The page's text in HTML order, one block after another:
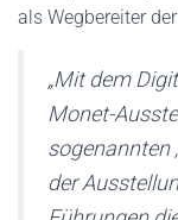
als Wegbereiter
„Mit dem
Monet-
sogenannten
der